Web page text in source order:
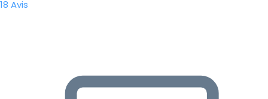
18 Avis